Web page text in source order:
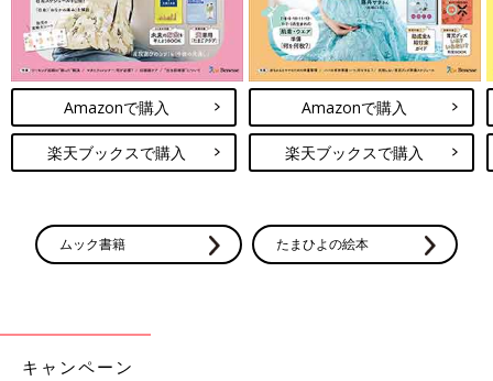
Amazonで購入
楽天ブックスで購入
Amazonで購入
楽天ブックスで購入
ムック書籍 たまひよの絵本
キャンペーン